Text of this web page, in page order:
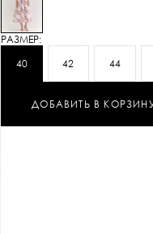
треугольных чашек и пояса,
задрапированных основной
оснащен молнией, а тонкие
элегантно поддерживают
спинки предусмотрена
стрейч, обеспечивающая
посадку. Корсажная тесьма-
добавляет юбке полетность и
наряд, является
дизайн-бюро бренда. В этом
цветы сакуры и молочный
ощущение красоты и
РАЗМЕР:
40
42 44
ДОБАВИТЬ В